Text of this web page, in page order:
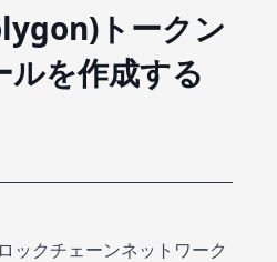
トークン
ルを作成する
ックチェーンネットワーク